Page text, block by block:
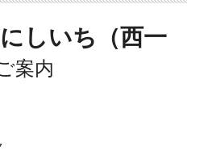
しいち（西一